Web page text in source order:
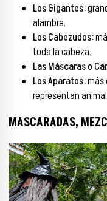
Los Gigantes:
alambre.
Los Cabezudos:
toda la cabeza.
Las Máscaras o
Los Aparatos:más
representan
MASCARADAS,